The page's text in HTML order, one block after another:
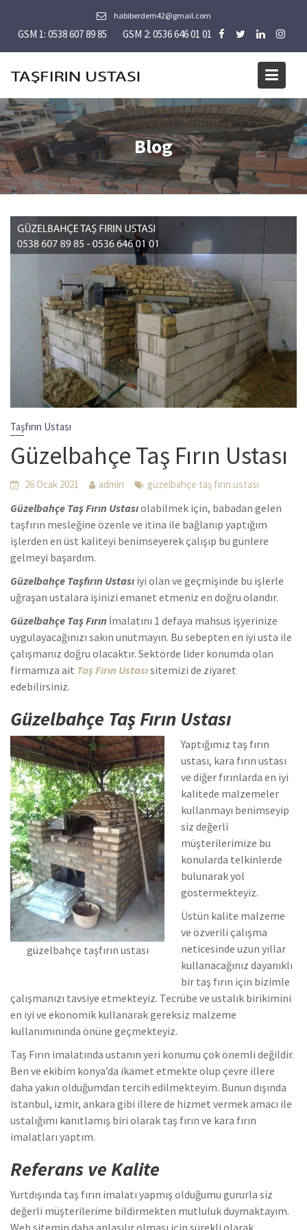
content
habiberdem42@gmail.com
GSM 1: 0538 607 89 85 GSM 2: 0536 646 01 01
Blog
Taşfırın Ustası
Güzelbahçe Taş Fırın Ustası
26 Ocak 2021 admin güzelbahçe taş fırın ustası
Güzelbahçe Taş Fırın Ustasıolabilmek için, babadan gelen
taşfırın mesleğine özenle ve itina ile bağlanıp yaptığım
işlerden en üst kaliteyi benimseyerek çalışıp bu günlere
gelmeyi başardım.
Güzelbahçe Taşfırın Ustası iyi olan ve geçmişinde bu işlerle
uğraşan ustalara işinizi emanet etmeniz en doğru olandır.
Güzelbahçe Taş Fırın İmalatını 1 defaya mahsus işyerinize
uygulayacağınızı sakın unutmayın. Bu sebepten en iyi usta ile
çalışmanız doğru olacaktır. Sektörde lider konumda olan
firmamıza ait Taş Fırın Ustasısitemizi de ziyaret
edebilirsiniz.
Güzelbahçe Taş Fırın Ustası
güzelbahçe taşfırın ustası
Yaptığımız taş fırın
ustası, kara fırın ustası
ve diğer fırınlarda en iyi
kalitede malzemeler
kullanmayı benimseyip
siz değerli
müşterilerimize bu
konularda telkinlerde
bulunarak yol
göstermekteyiz.
Üstün kalite malzeme
ve özverili çalışma
neticesinde uzun yıllar
kullanacağınız dayanıklı
bir taş fırın için bizimle
çalışmanızı tavsiye etmekteyiz. Tecrübe ve ustalık birikimini
en iyi ve ekonomik kullanarak gereksiz malzeme
kullanımınında önüne geçmekteyiz.
Taş Fırın imalatında ustanın yeri konumu çok önemli değildir.
Ben ve ekibim konya’da ikamet etmekte olup çevre illere
daha yakın olduğumdan tercih edilmekteyim. Bunun dışında
istanbul, izmir, ankara gibi illere de hizmet vermek amacı ile
ustalığımı kanıtlamış biri olarak taş fırın ve kara fırın
imalatları yaptım.
Referans ve Kalite
Yurtdışında taş fırın imalatı yapmış olduğumu gururla siz
değerli müşterilerime bildirmekten mutluluk duymaktayım.
Web sitemin daha anlaşılır olması için sürekli olarak